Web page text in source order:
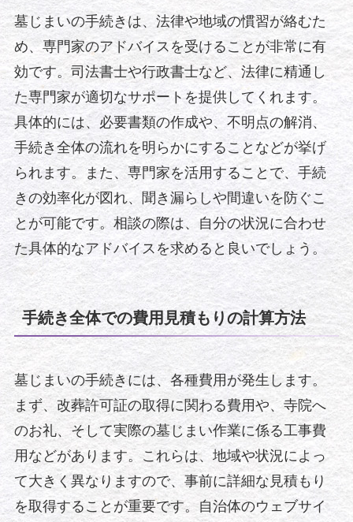
墓じまいの手続きは、法律や地域の慣習が絡むた
め、専門家のアドバイスを受けることが非常に有
効です。司法書士や行政書士など、法律に精通し
た専門家が適切なサポートを提供してくれます。
具体的には、必要書類の作成や、不明点の解消、
手続き全体の流れを明らかにすることなどが挙げ
られます。また、専門家を活用することで、手続
きの効率化が図れ、聞き漏らしや間違いを防ぐこ
とが可能です。相談の際は、自分の状況に合わせ
た具体的なアドバイスを求めると良いでしょう。
手続き全体での費用見積もりの計算方法
墓じまいの手続きには、各種費用が発生します。
まず、改葬許可証の取得に関わる費用や、寺院へ
のお礼、そして実際の墓じまい作業に係る工事費
用などがあります。これらは、地域や状況によっ
て大きく異なりますので、事前に詳細な見積もり
を取得することが重要です。自治体のウェブサイ